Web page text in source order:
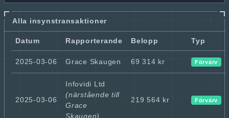
Alla insynstransaktioner
Datum Rapporterande Belopp Typ
2025-03-06 Grace Skaugen 69 314 kr Förvärv
2025-03-06
Infovidi Ltd
(närstående till
Grace
Skaugen)
219 564 kr Förvärv